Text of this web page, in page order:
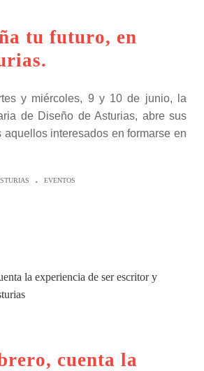
tu futuro, en
y miércoles, 9 y 10 de junio, la
de Diseño de Asturias, abre sus
aquellos interesados en formarse en
. EVENTOS
cuenta la